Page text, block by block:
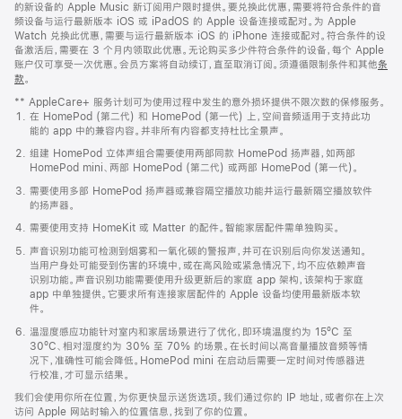
页
脚
的新设备的 Apple Music 新订阅用户限时提供。要兑换此优惠，需要将符合条件的音
频设备与运行最新版本 iOS 或 iPadOS 的 Apple 设备连接或配对。为 Apple
Watch 兑换此优惠，需要与运行最新版本 iOS 的 iPhone 连接或配对。符合条件的设
备激活后，需要在 3 个月内领取此优惠。无论购买多少件符合条件的设备，每个 Apple
账户仅可享受一次优惠。会员方案将自动续订，直至取消订阅。须遵循限制条件和其他条
款。
窗
口
中
打
开)
** AppleCare+ 服务计划可为使用过程中发生的意外损坏提供不限次数的保修服务。
在 HomePod (第二代) 和 HomePod (第一代) 上，空间音频适用于支持此功
能的 app 中的兼容内容。并非所有内容都支持杜比全景声。
组建 HomePod 立体声组合需要使用两部同款 HomePod 扬声器，如两部
HomePod mini、两部 HomePod (第二代) 或两部 HomePod (第一代)。
需要使用多部 HomePod 扬声器或兼容隔空播放功能并运行最新隔空播放软件
的扬声器。
需要使用支持 HomeKit 或 Matter 的配件。智能家居配件需单独购买。
声音识别功能可检测到烟雾和一氧化碳的警报声，并可在识别后向你发送通知。
当用户身处可能受到伤害的环境中，或在高风险或紧急情况下，均不应依赖声音
识别功能。声音识别功能需要使用升级更新后的家庭 app 架构，该架构于家庭
app 中单独提供。它要求所有连接家居配件的 Apple 设备均使用最新版本软
件。
温湿度感应功能针对室内和家居场景进行了优化，即环境温度约为 15ºC 至
30ºC、相对湿度约为 30% 至 70% 的场景。在长时间以高音量播放音频等情
况下，准确性可能会降低。HomePod mini 在启动后需要一定时间对传感器进
行校准，才可显示结果。
我们会使用你所在位置，为你更快显示送货选项。我们通过你的 IP 地址，或者你在上次
访问 Apple 网站时输入的位置信息，找到了你的位置。